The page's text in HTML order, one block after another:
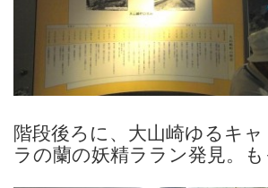
階段後ろに、大山崎ゆるキャ
ラの蘭の妖精ララン発見。